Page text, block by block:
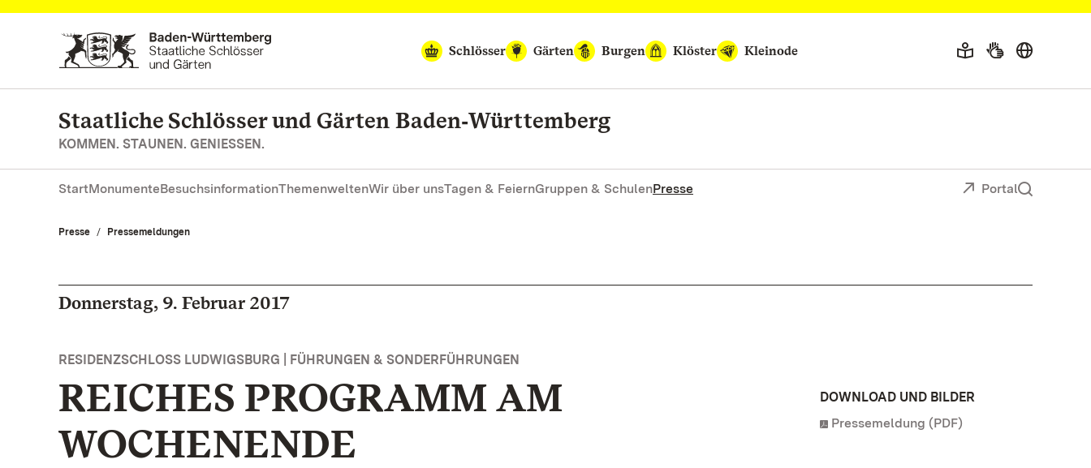
Zum Hauptinhalt springen
Schlösser
Gärten Burgen Klöster Kleinode
Staatliche Schlösser und Gärten Baden‑Württemberg
KOMMEN. STAUNEN. GENIESSEN.
StartMonumenteBesuchsinformationThemenweltenWir über unsTagen & FeiernGruppen & SchulenPresse Portal
Presse Pressemeldungen
Donnerstag, 9. Februar 2017
RESIDENZSCHLOSS LUDWIGSBURG | FÜHRUNGEN & SONDERFÜHRUNGEN
REICHES PROGRAMM AM
WOCHENENDE
DOWNLOAD UND BILDER
Pressemeldung (PDF)